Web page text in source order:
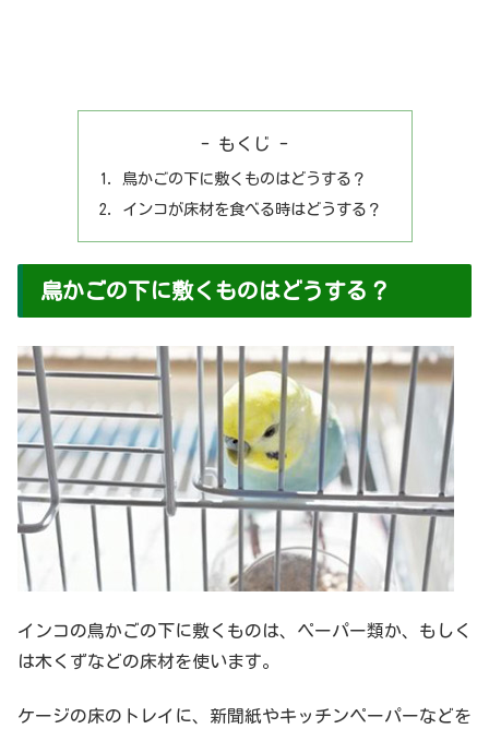
- もくじ -
鳥かごの下に敷くものはどうする？
インコが床材を食べる時はどうする？
鳥かごの下に敷くものはどうする？
インコの鳥かごの下に敷くものは、ペーパー類か、もしく
は木くずなどの床材を使います。
ケージの床のトレイに、新聞紙やキッチンペーパーなどを